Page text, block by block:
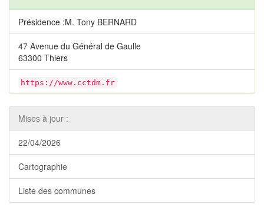
Présidence :M. Tony BERNARD
47 Avenue du Général de Gaulle
63300 Thiers
https://www.cctdm.fr
Mises à jour :
22/04/2026
Cartographie
Liste des communes